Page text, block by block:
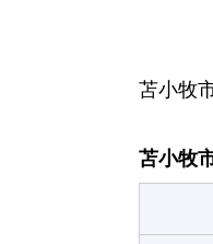
苫小牧
苫小牧